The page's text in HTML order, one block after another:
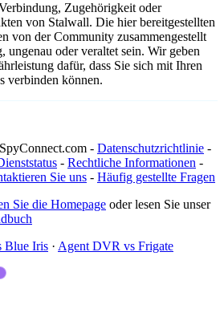
Zugehörigkeit oder
von Stalwall. Die hier bereitgestellten
von der Community zusammengestellt
ungenau oder veraltet sein. Wir geben
dafür, dass Sie sich mit Ihren
verbinden können.
- Datenschutzrichtlinie -
- Rechtliche Informationen -
Sie uns - Häufig gestellte Fragen
Sie die Homepage oder lesen Sie unser
Blue Iris · Agent DVR vs Frigate